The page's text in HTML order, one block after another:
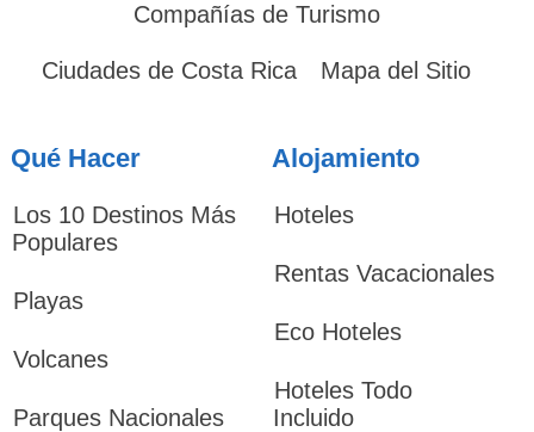
Compañías de Turismo
Ciudades de Costa Rica Mapa del Sitio
Qué Hacer
Los 10 Destinos Más
Populares
Playas
Volcanes
Parques Nacionales
Alojamiento
Hoteles
Rentas Vacacionales
Eco Hoteles
Hoteles Todo
Incluido